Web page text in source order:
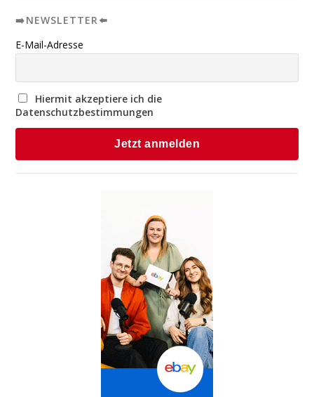
➡️NEWSLETTER⬅️
E-Mail-Adresse
Hiermit akzeptiere ich die
Datenschutzbestimmungen